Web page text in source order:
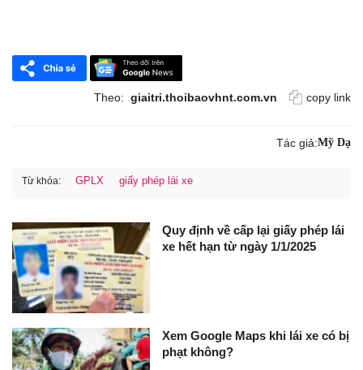
Theo: giaitri.thoibaovhnt.com.vn copy link
Tác giả:Mỹ Dạ
Từ khóa: GPLX giấy phép lái xe
Quy định về cấp lại giấy phép lái
xe hết hạn từ ngày 1/1/2025
Xem Google Maps khi lái xe có bị
phạt không?